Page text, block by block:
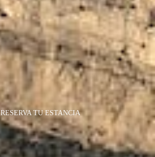
RESERVA TU ESTANCIA